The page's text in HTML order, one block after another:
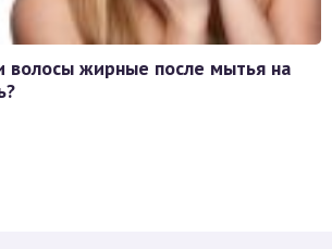
волосы жирные после мытья на